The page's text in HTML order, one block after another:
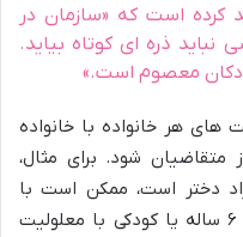
کرده است که «سازمان در
ذره ای کوتاه بیاید.
معصوم است.»
هر خانواده با خانواده
متقاضیان شود. برای مثال،
دختر است، ممکن است با
خانواده ای دیگر که سرپرستی پسری ۶ ساله یا کودکی با معلولیت